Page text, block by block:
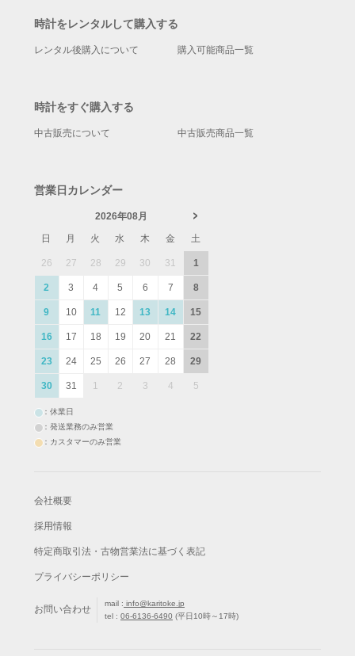
時計をレンタルして購入する
レンタル後購入について 購入可能商品一覧
時計をすぐ購入する
中古販売について 中古販売商品一覧
営業日カレンダー
2026年08月
日
月 火 水 木 金 土
26 27 28 29 30 31 1
2 3 4 5 6 7 8
9 10 11 12 13 14 15
16 17 18 19 20 21 22
23 24 25 26 27 28 29
30 31 1 2 3 4 5
：休業日
：発送業務のみ営業
：カスタマーのみ営業
会社概要
採用情報
特定商取引法・古物営業法に基づく表記
プライバシーポリシー
お問い合わせ
mail : info@karitoke.jp
tel : 06-6136-6490 (平日10時～17時)